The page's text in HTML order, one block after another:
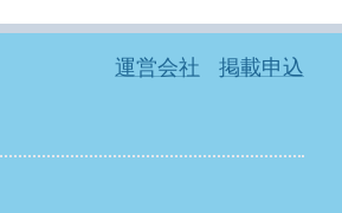
運営会社 掲載申込